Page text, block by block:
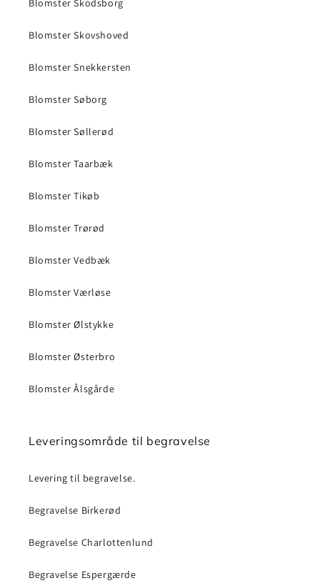
Blomster Skodsborg
Blomster Skovshoved
Blomster Snekkersten
Blomster Søborg
Blomster Søllerød
Blomster Taarbæk
Blomster Tikøb
Blomster Trørød
Blomster Vedbæk
Blomster Værløse
Blomster Ølstykke
Blomster Østerbro
Blomster Ålsgårde
Leveringsområde til begravelse
Levering til begravelse.
Begravelse Birkerød
Begravelse Charlottenlund
Begravelse Espergærde